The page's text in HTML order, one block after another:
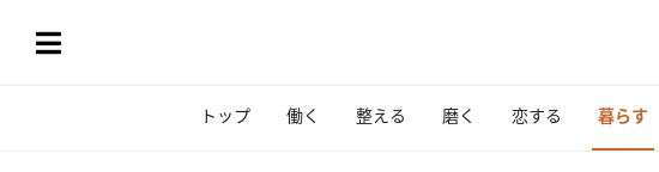
トップ 働く 整える 磨く 恋する 暮らす